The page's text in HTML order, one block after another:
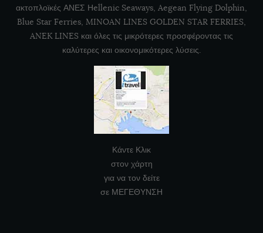
ακτοπλοϊκές ΑΝΕΣ Ηellenic Seaways, Aegean Flying Dolphin,
Blue Star Ferries, MINOAN LINES GOLDEN STAR FERRIES,
ANEK LINES και όλες τις μικρότερες προσφέροντας τις
καλύτερες και οικονομικότερες λύσεις.
Κάντε Κλικ
στον χάρτη
για να τον δείτε
σε ΜΕΓΕΘΥΝΣΗ